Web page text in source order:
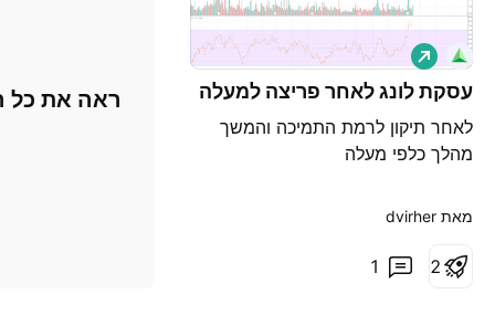
עסקת לונג לאחר פריצה למעלה
לאחר תיקון לרמת התמיכה והמשך
מהלך כלפי מעלה
ל
ו
נ
ג
מאת ‎dvirher‎
1 2
ראה את כל